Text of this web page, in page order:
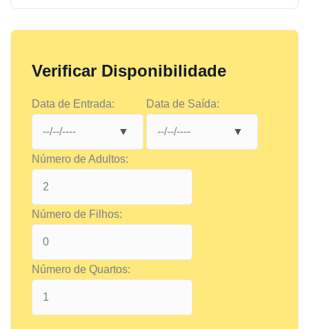
Verificar Disponibilidade
Data de Entrada: Data de Saída:
Número de Adultos:
Número de Filhos:
Número de Quartos: